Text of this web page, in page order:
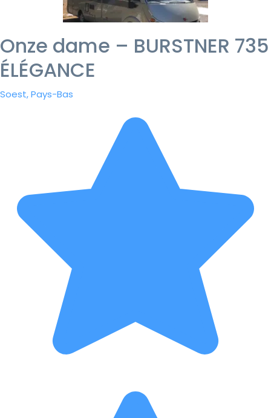
Onze dame – BURSTNER 735
ÉLÉGANCE
Soest, Pays-Bas